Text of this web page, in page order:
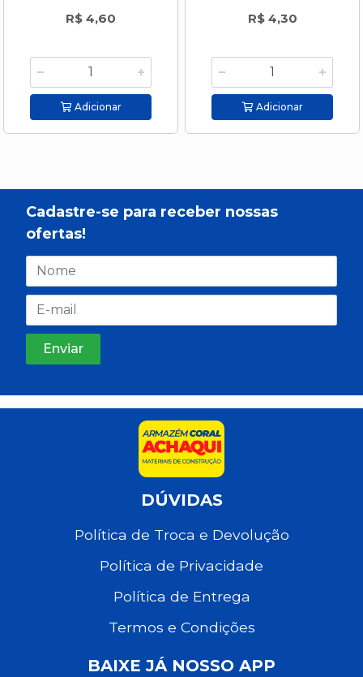
R$ 4,60
Adicionar
R$ 4,30
Adicionar
Cadastre-se para receber nossas
ofertas!
DÚVIDAS
Política de Troca e Devolução
Política de Privacidade
Política de Entrega
Termos e Condições
BAIXE JÁ NOSSO APP